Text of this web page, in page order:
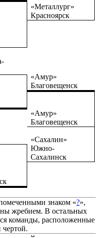
«Металлург»
Красноярск
«Амур»
Благовещенск
«Амур»
Благовещенск
«Сахалин»
Южно-
Сахалинск
знаком «?»,
жребием. В остальных
команды, расположенные